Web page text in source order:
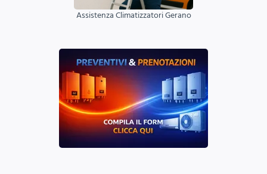
Assistenza Climatizzatori Gerano